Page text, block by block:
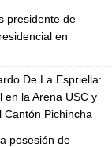
presidente de
en
De La Espriella:
en la Arena USC y
Pichincha
posesión de